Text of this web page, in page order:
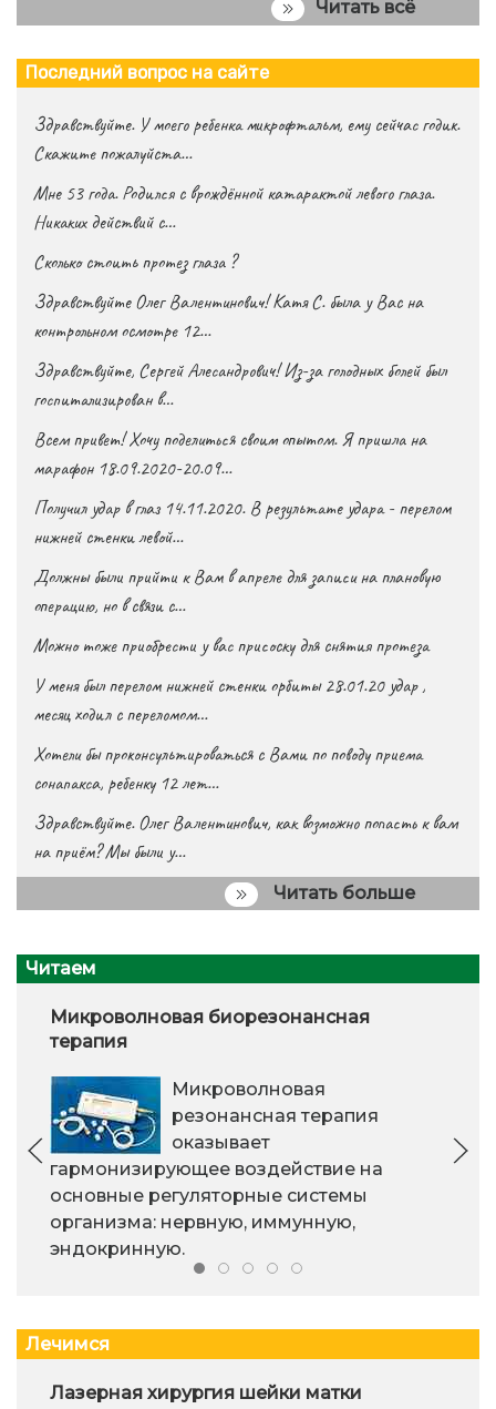
Читать всё
Последний вопрос на сайте
Здравствуйте. У моего ребенка микрофтальм, ему сейчас годик.
Скажите пожалуйста…
Мне 53 года. Родился с врождённой катарактой левого глаза.
Никаких действий с…
Сколько стоить протез глаза ?
Здравствуйте Олег Валентинович! Катя С. была у Вас на
контрольном осмотре 12…
Здравствуйте, Сергей Алесандрович! Из-за голодных болей был
госпитализирован в…
Всем привет! Хочу поделиться своим опытом. Я пришла на
марафон 18.09.2020-20.09…
Получил удар в глаз 14.11.2020. В результате удара - перелом
нижней стенки левой…
Должны были прийти к Вам в апреле для записи на плановую
операцию, но в связи с…
Можно тоже приобрести у вас присоску для снятия протеза
У меня был перелом нижней стенки орбиты 28.01.20 удар ,
месяц ходил с переломом…
Хотели бы проконсультироваться с Вами по поводу приема
сонапакса, ребенку 12 лет…
Здравствуйте. Олег Валентинович, как возможно попасть к вам
на приём? Мы были у…
Читать больше
Читаем
Микроволновая биорезонансная
терапия
Микроволновая
резонансная терапия
оказывает
гармонизирующее воздействие на
основные регуляторные системы
организма: нервную, иммунную,
эндокринную.
Лечимся
Лазерная хирургия шейки матки